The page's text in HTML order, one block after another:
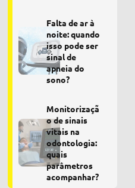
Falta de ar à
noite: quando
isso pode ser
sinal de
apneia do
sono?
Monitorizaçã
o de sinais
vitais na
odontologia:
quais
parâmetros
acompanhar?